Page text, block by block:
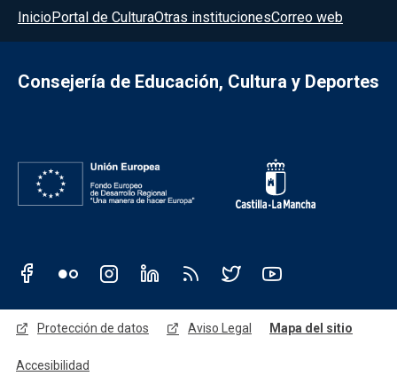
Menú del pie
InicioPortal de CulturaOtras institucionesCorreo web
Consejería de Educación, Cultura y Deportes
Redes sociales JCCM
Menú legal
Protección de datos Aviso Legal Mapa del sitio
Accesibilidad